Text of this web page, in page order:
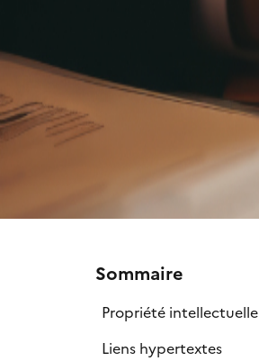
Sommaire
Propriété intellectuelle
Liens hypertextes